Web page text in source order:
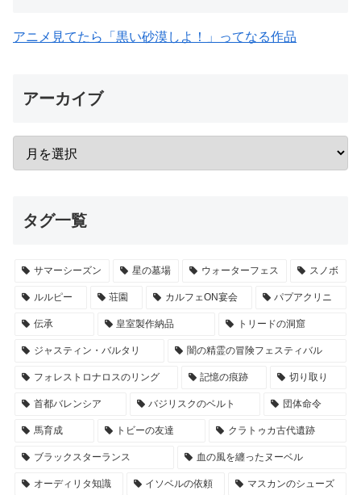
アニメ見てたら「黒い砂漠しよ！」ってなる作品
アーカイブ
タグ一覧
サマーシーズン 星の墓場 ウォーターフェス スノボ
ルルピー 荘園 カルフェON宴会 パプアクリニ
伝承 皇室製作納品 トリードの洞窟
ジャスティン・バルタリ 闇の精霊の冒険フェスティバル
フォレストロナロスのリング 記憶の痕跡 切り取り
首都バレンシア バジリスクのベルト 団体命令
馬育成 トビーの友達 クラトゥカ古代遺跡
ブラックスターランス 血の風を纏ったヌーベル
オーディリタ知識 イソベルの依頼 マスカンのシューズ